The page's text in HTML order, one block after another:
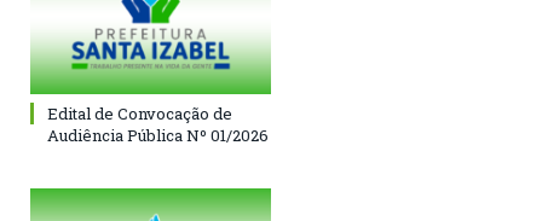
Edital de Convocação de
Audiência Pública Nº 01/2026